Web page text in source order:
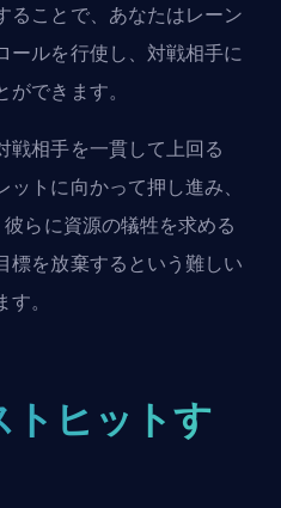
ることで、あなたはレーン
ールを行使し、対戦相手に
できます。
戦相手を一貫して上回る
トに向かって押し進み、
らに資源の犠牲を求める
標を放棄するという難しい
。
トヒットす